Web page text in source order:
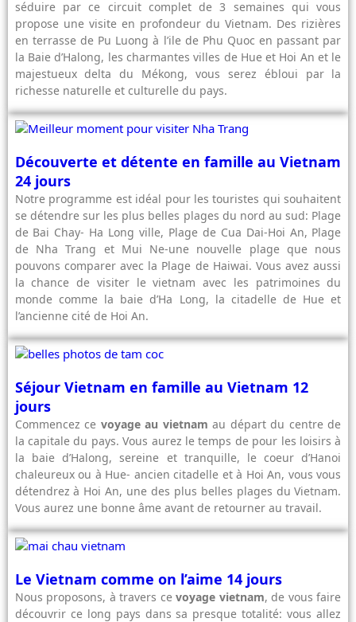
séduire par ce circuit complet de 3 semaines qui vous
propose une visite en profondeur du Vietnam. Des rizières
en terrasse de Pu Luong à l’ile de Phu Quoc en passant par
la Baie d’Halong, les charmantes villes de Hue et Hoi An et le
majestueux delta du Mékong, vous serez ébloui par la
richesse naturelle et culturelle du pays.
Découverte et détente en famille au Vietnam
24 jours
Notre programme est idéal pour les touristes qui souhaitent
se détendre sur les plus belles plages du nord au sud: Plage
de Bai Chay- Ha Long ville, Plage de Cua Dai-Hoi An, Plage
de Nha Trang et Mui Ne-une nouvelle plage que nous
pouvons comparer avec la Plage de Haiwai. Vous avez aussi
la chance de visiter le vietnam avec les patrimoines du
monde comme la baie d’Ha Long, la citadelle de Hue et
l’ancienne cité de Hoi An.
Séjour Vietnam en famille au Vietnam 12
jours
Commencez ce voyage au vietnam au départ du centre de
la capitale du pays. Vous aurez le temps de pour les loisirs à
la baie d’Halong, sereine et tranquille, le coeur d’Hanoi
chaleureux ou à Hue- ancien citadelle et à Hoi An, vous vous
détendrez à Hoi An, une des plus belles plages du Vietnam.
Vous aurez une bonne âme avant de retourner au travail.
Le Vietnam comme on l’aime 14 jours
Nous proposons, à travers cevoyage vietnam, de vous faire
découvrir ce long pays dans sa presque totalité: vous allez